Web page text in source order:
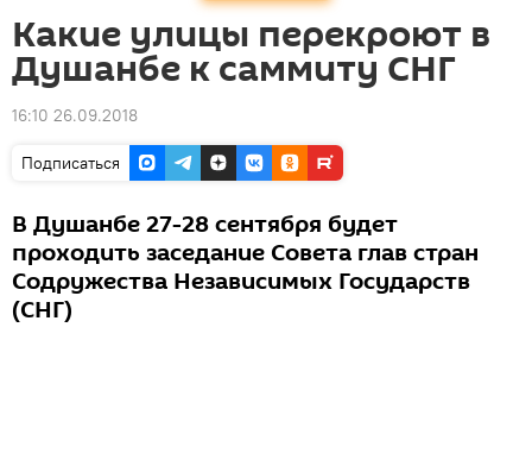
Какие улицы перекроют в
Душанбе к саммиту СНГ
16:10 26.09.2018
Подписаться
В Душанбе 27-28 сентября будет
проходить заседание Совета глав стран
Содружества Независимых Государств
(СНГ)